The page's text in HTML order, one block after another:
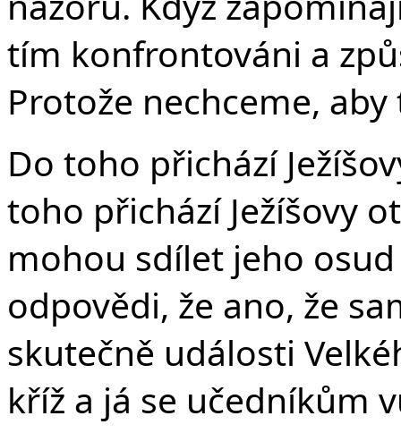
tím konfrontováni a
Protože nechceme,
Do toho přichází
toho přichází Ježíšovy
mohou sdílet jeho
odpovědi, že ano, že
skutečně události
kříž a já se učedníkům